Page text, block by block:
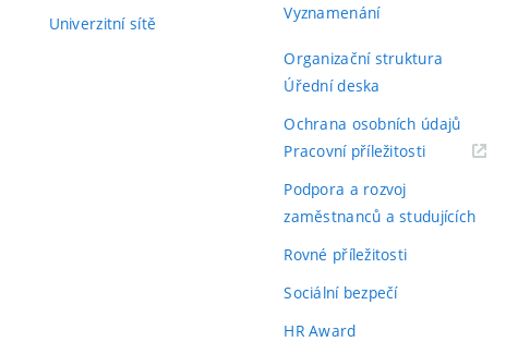
Univerzitní sítě
Vyznamenání
Organizační struktura
Úřední deska
Ochrana osobních údajů
Pracovní příležitosti(externí
Podpora a rozvoj
zaměstnanců a studujících
Rovné příležitosti
Sociální bezpečí
HR Award